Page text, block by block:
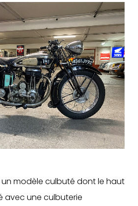
un modèle culbuté dont le haut
avec une culbuterie